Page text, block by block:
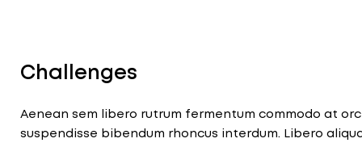
Challenges
Aenean sem libero rutrum fermentum commodo at
suspendisse bibendum rhoncus interdum. Libero